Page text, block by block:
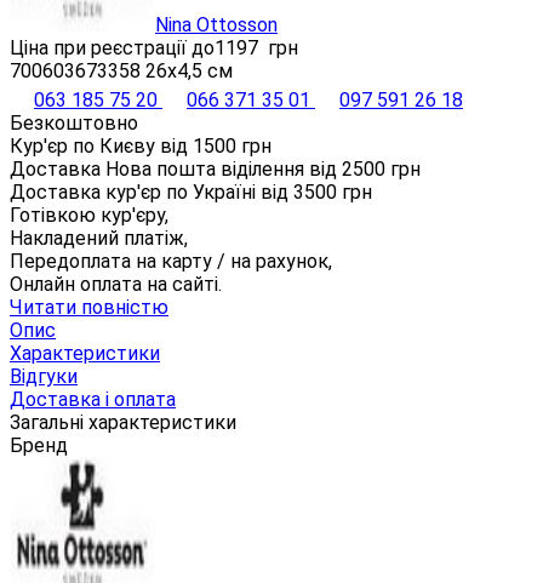
Nina Ottosson
Ціна при реєстрації до1197 грн
700603673358 26х4,5 см
063 185 75 20
066 371 35 01
097 591 26 18
Безкоштовно
Кур'єр по Києву від 1500 грн
Доставка Нова пошта віділення від 2500 грн
Доставка кур'єр по Україні від 3500 грн
Готівкою кур'єру,
Накладений платіж,
Передоплата на карту / на рахунок,
Онлайн оплата на сайті.
Читати повністю
Опис
Характеристики
Відгуки
Доставка і оплата
Загальні характеристики
Бренд